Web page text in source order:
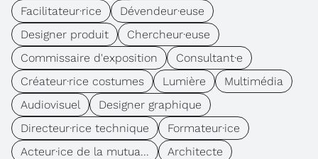
Facilitateur·rice
Dévendeur·euse
Designer produit
Chercheur·euse
Commissaire d'exposition
Consultant·e
Créateur·rice costumes
Lumière
Multimédia
Audiovisuel
Designer graphique
Directeur·rice technique
Formateur·ice
Acteur·ice de la mutua...
Architecte